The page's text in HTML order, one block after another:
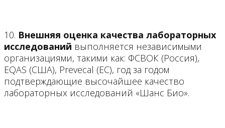
10. Внешняя оценка качества лабораторных
исследований выполняется независимыми
организациями, такими как: ФСВОК (Россия),
EQAS (США), Prevecal (ЕС), год за годом
подтверждающие высочайшее качество
лабораторных исследований «Шанс Био».